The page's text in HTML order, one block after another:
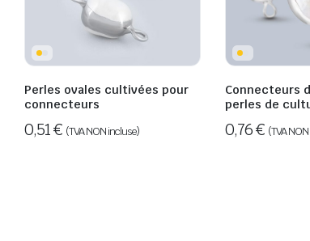
Perles ovales cultivées pour
connecteurs
0,51€ (TVA NON incluse)
Connecteurs
perles de
0,76€ (TVA